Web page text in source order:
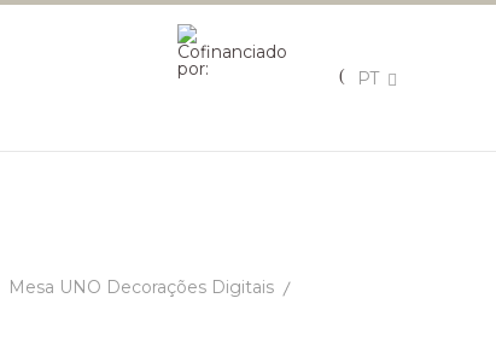
PT
Mesa UNO Decorações Digitais